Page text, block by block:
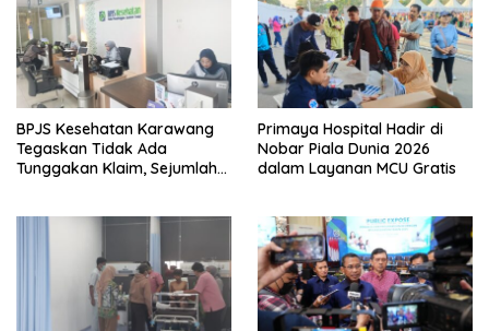
BPJS Kesehatan Karawang
Tegaskan Tidak Ada
Tunggakan Klaim, Sejumlah
Primaya Hospital Hadir di
Nobar Piala Dunia 2026
dalam Layanan MCU Gratis